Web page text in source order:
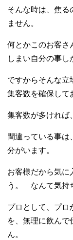
そんな時は、焦る
ません。
何とかこのお客さ
しまい自分の事し
ですからそんな立
集客数を確保して
集客数が多ければ
間違っている事
分がいます。
お客様だから気に
う。 なんて気持
プロとして、プロ
を、無理に飲ん
ん。